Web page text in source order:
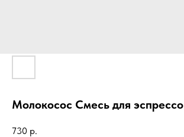
Молокосос Смесь для эспрессо
730 р.